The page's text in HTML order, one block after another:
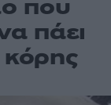
που
πάει
κόρης